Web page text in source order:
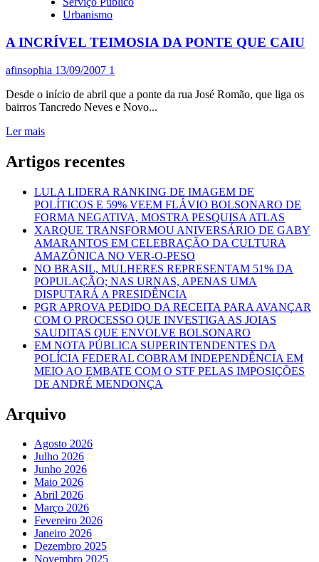
A
PREFEITURA,
OCEÂNICO
Urbanismo
A INCRÍVEL TEIMOSIA DA PONTE QUE CAIU
afinsophia 13/09/2007 1
Desde o início de abril que a ponte da rua José Romão, que liga os
bairros Tancredo Neves e Novo...
Ler maisLeia
sobre
A
TEIMOSIA
DA
PONTE
QUE
CAIU
Artigos recentes
LULA LIDERA RANKING DE IMAGEM DE
POLÍTICOS E 59% VEEM FLÁVIO BOLSONARO DE
FORMA NEGATIVA, MOSTRA PESQUISA ATLAS
XARQUE TRANSFORMOU ANIVERSÁRIO DE GABY
AMARANTOS EM CELEBRAÇÃO DA CULTURA
AMAZÔNICA NO VER-O-PESO
NO BRASIL, MULHERES REPRESENTAM 51% DA
POPULAÇÃO; NAS URNAS, APENAS UMA
DISPUTARÁ A PRESIDÊNCIA
PGR APROVA PEDIDO DA RECEITA PARA AVANÇAR
COM O PROCESSO QUE INVESTIGA AS JOIAS
SAUDITAS QUE ENVOLVE BOLSONARO
EM NOTA PÚBLICA SUPERINTENDENTES DA
POLÍCIA FEDERAL COBRAM INDEPENDÊNCIA EM
MEIO AO EMBATE COM O STF PELAS IMPOSIÇÕES
DE ANDRÉ MENDONÇA
Arquivo
Agosto 2026
Julho 2026
Junho 2026
Maio 2026
Abril 2026
Março 2026
Fevereiro 2026
Janeiro 2026
Dezembro 2025
Novembro 2025